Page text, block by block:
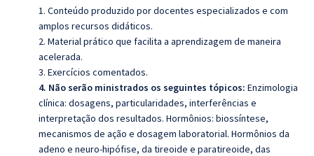
1. Conteúdo produzido por docentes especializados e com
amplos recursos didáticos.
2. Material prático que facilita a aprendizagem de maneira
acelerada.
3. Exercícios comentados.
4. Não serão ministrados os seguintes tópicos: Enzimologia
clínica: dosagens, particularidades, interferências e
interpretação dos resultados. Hormônios: biossíntese,
mecanismos de ação e dosagem laboratorial. Hormônios da
adeno e neuro-hipófise, da tireoide e paratireoide, das